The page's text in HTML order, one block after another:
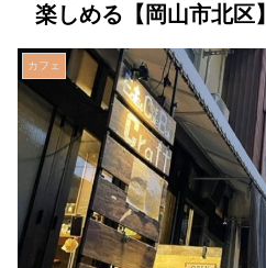
楽しめる【岡山市北区】
カフェ